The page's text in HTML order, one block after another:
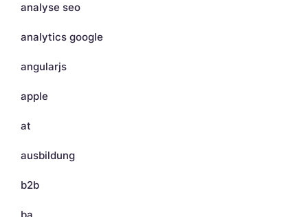
analyse seo
analytics google
angularjs
apple
at
ausbildung
b2b